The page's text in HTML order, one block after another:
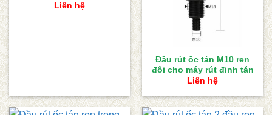
Liên hệ
Đầu rút ốc tán M10 ren
đôi cho máy rút đinh tán
Liên hệ